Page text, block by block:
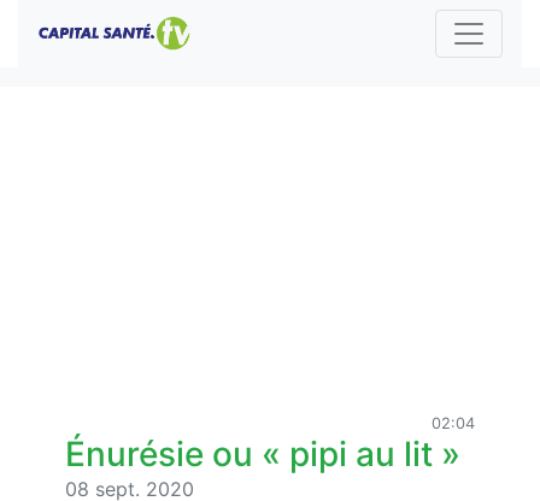
02:04
Énurésie ou « pipi au lit »
08 sept. 2020